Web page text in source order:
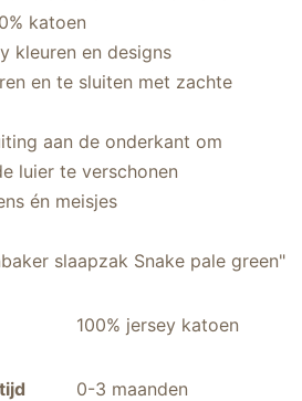
katoen
kleuren en designs
en te sluiten met zachte
aan de onderkant om
luier te verschonen
én meisjes
slaapzak Snake pale green"
100% jersey katoen
0-3 maanden